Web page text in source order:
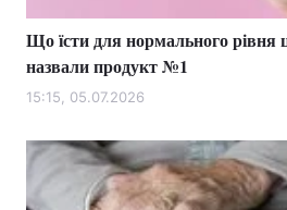
Що їсти для нормального рівня
назвали продукт №1
15:15, 05.07.2026